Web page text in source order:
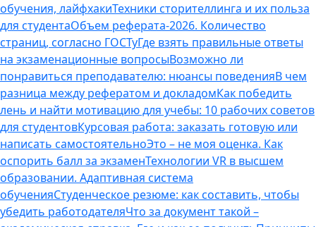
обучения, лайфхакиТехники сторителлинга и их польза
для студентаОбъем реферата-2026. Количество
страниц, согласно ГОСТуГде взять правильные ответы
на экзаменационные вопросыВозможно ли
понравиться преподавателю: нюансы поведенияВ чем
разница между рефератом и докладомКак победить
лень и найти мотивацию для учебы: 10 рабочих советов
для студентовКурсовая работа: заказать готовую или
написать самостоятельноЭто – не моя оценка. Как
оспорить балл за экзаменТехнологии VR в высшем
образовании. Адаптивная система
обученияСтуденческое резюме: как составить, чтобы
убедить работодателяЧто за документ такой –